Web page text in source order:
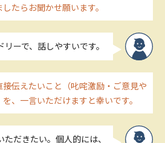
たらお聞かせ願います。
ーで、話しやすいです。
接伝えたいこと（叱咤激励・ご意見や
、一言いただけますと幸いです。
だきたい。個人的には、